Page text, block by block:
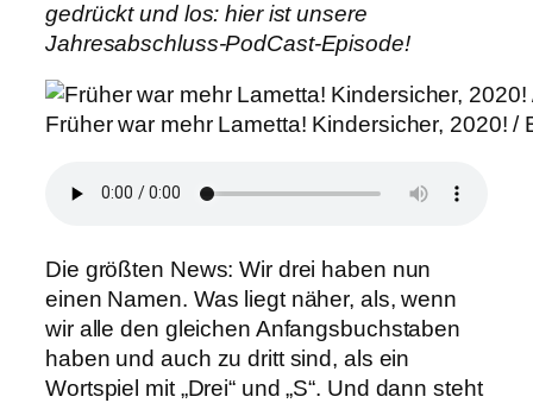
gedrückt und los: hier ist unsere
Jahresabschluss-PodCast-Episode!
Früher war mehr Lametta! Kindersicher, 2020! /
Die größten News: Wir drei haben nun
einen Namen. Was liegt näher, als, wenn
wir alle den gleichen Anfangsbuchstaben
haben und auch zu dritt sind, als ein
Wortspiel mit „Drei“ und „S“. Und dann steht